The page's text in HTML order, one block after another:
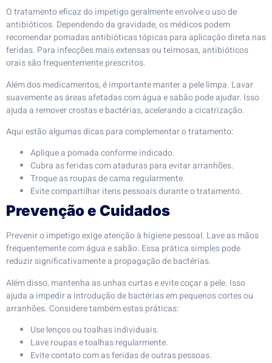
O tratamento eficaz do impetigo geralmente envolve o uso de
antibióticos. Dependendo da gravidade, os médicos podem
recomendar pomadas antibióticas tópicas para aplicação direta nas
feridas. Para infecções mais extensas ou teimosas, antibióticos
orais são frequentemente prescritos.
Além dos medicamentos, é importante manter a pele limpa. Lavar
suavemente as áreas afetadas com água e sabão pode ajudar. Isso
ajuda a remover crostas e bactérias, acelerando a cicatrização.
Aqui estão algumas dicas para complementar o tratamento:
Aplique a pomada conforme indicado.
Cubra as feridas com ataduras para evitar arranhões.
Troque as roupas de cama regularmente.
Evite compartilhar itens pessoais durante o tratamento.
Prevenção e Cuidados
Prevenir o impetigo exige atenção à higiene pessoal. Lave as mãos
frequentemente com água e sabão. Essa prática simples pode
reduzir significativamente a propagação de bactérias.
Além disso, mantenha as unhas curtas e evite coçar a pele. Isso
ajuda a impedir a introdução de bactérias em pequenos cortes ou
arranhões. Considere também estas práticas:
Use lenços ou toalhas individuais.
Lave roupas e toalhas regularmente.
Evite contato com as feridas de outras pessoas.